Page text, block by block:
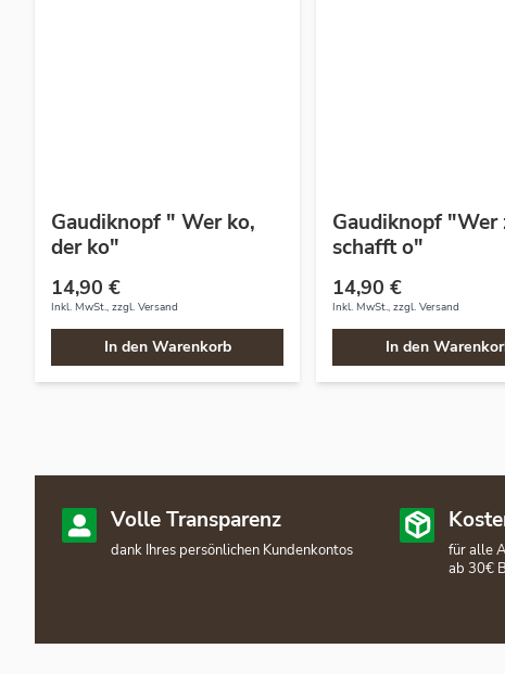
Gaudiknopf " Wer ko,
der ko"
14,90 €
Inkl. MwSt., zzgl. Versand
In den Warenkorb
Gaudiknopf "Wer
schafft o"
14,90 €
Inkl. MwSt., zzgl. Versand
In den
Volle Transparenz
dank Ihres persönlichen Kundenkontos
für alle
ab 30€